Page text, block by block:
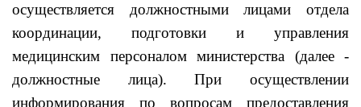
осуществляется должностными лицами отдела
координации, подготовки и управления
медицинским персоналом министерства (далее -
должностные лица). При осуществлении
информирования по вопросам предоставления